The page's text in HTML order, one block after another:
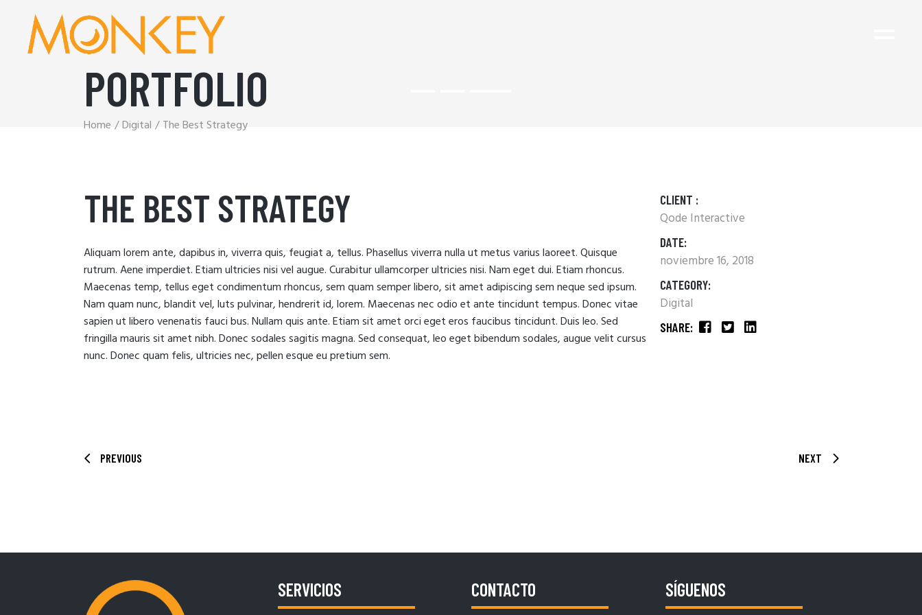
PORTFOLIO
Home Digital The Best Strategy
THE BEST STRATEGY
Aliquam lorem ante, dapibus in, viverra quis, feugiat a, tellus. Phasellus viverra nulla ut metus varius laoreet. Quisque
rutrum. Aene imperdiet. Etiam ultricies nisi vel augue. Curabitur ullamcorper ultricies nisi. Nam eget dui. Etiam rhoncus.
Maecenas temp, tellus eget condimentum rhoncus, sem quam semper libero, sit amet adipiscing sem neque sed ipsum.
Nam quam nunc, blandit vel, luts pulvinar, hendrerit id, lorem. Maecenas nec odio et ante tincidunt tempus. Donec vitae
sapien ut libero venenatis fauci bus. Nullam quis ante. Etiam sit amet orci eget eros faucibus tincidunt. Duis leo. Sed
fringilla mauris sit amet nibh. Donec sodales sagitis magna. Sed consequat, leo eget bibendum sodales, augue velit cursus
nunc. Donec quam felis, ultricies nec, pellen esque eu pretium sem.
CLIENT :
Qode Interactive
DATE:
noviembre 16, 2018
CATEGORY:
Digital
SHARE:
PREVIOUS NEXT
SERVICIOS CONTACTO SÍGUENOS